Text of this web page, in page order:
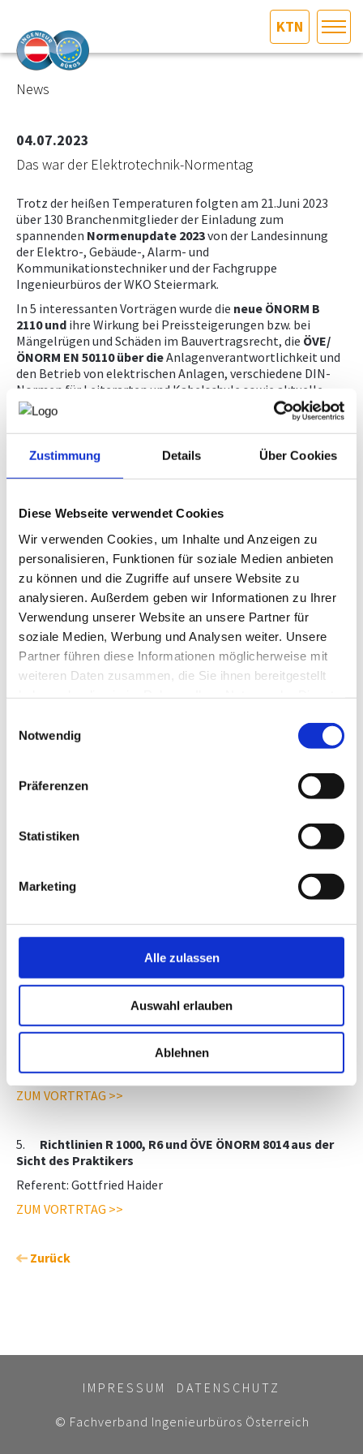
Zustimmung Details Über Cookies
Diese Webseite verwendet Cookies
Wir verwenden Cookies, um Inhalte und Anzeigen zu
personalisieren, Funktionen für soziale Medien anbieten
zu können und die Zugriffe auf unsere Website zu
analysieren. Außerdem geben wir Informationen zu Ihrer
Verwendung unserer Website an unsere Partner für
soziale Medien, Werbung und Analysen weiter. Unsere
Partner führen diese Informationen möglicherweise mit
weiteren Daten zusammen, die Sie ihnen bereitgestellt
Notwendig
Präferenzen
Statistiken
Marketing
Alle zulassen
Auswahl erlauben
Ablehnen
KTN
DAS INGENIEURBÜRO
INTERESSEN­VERTRETUNG
MITGLIEDER­VERZEICHNIS
SERVICE
KONTAKT
NEWS
PRÜFING
BETRIEBSCHECK
News
04.07.2023
Das war der Elektrotechnik-Normentag
Trotz der heißen Temperaturen folgten am 21.Juni 2023
über 130 Branchenmitglieder der Einladung zum
spannenden Normenupdate 2023von der Landesinnung
der Elektro-, Gebäude-, Alarm- und
Kommunikationstechniker und der Fachgruppe
Ingenieurbüros der WKO Steiermark.
In 5 interessanten Vorträgen wurde die neue ÖNORM B
2110 und ihre Wirkung bei Preissteigerungen bzw. bei
Mängelrügen und Schäden im Bauvertragsrecht, die ÖVE/
ÖNORM EN 50110 über dieAnlagenverantwortlichkeit und
den Betrieb von elektrischen Anlagen, verschiedene DIN-
Normen für Leiterarten und Kabelschule sowie aktuelle
Normen und Praxisberichte aus dem Bereich Erdung und
Blitzschutz beleuchtet.
Heiter und nachdenklich zugleicherlebten die
Teilnehmer auch einen
Erfahrungsbericht zu den
In gemütlicher Atmosphäre wurde im Anschluss noch lange
ge-netzwerkt und über die besprochenen Normen sowie
praktische Anwendungsfälle und Fehlerquellen im Bereich
Erdung und Blitzschutz diskutiert.
Wer diesmal in der Steinhalle Lannach nicht dabei sein
konnte, findet die Vortragsunterlagen hier zum Nachlesen:
1.Preissteigerungen und der Umgang mit
Mängelrügen und Schäden im Bauwerkvertragsrecht im
LL.M.
Referent: Mst. Alexander Edtmaier
und Betrieb von elektrischen Anlagen
Referent: Andreas Geissrigler
ZUM VORTRAG >>
4.Erfahrungsaustausch PV-Kraftwerke und
Referent: DI (FH) Daniel Nauschnegg
ZUM VORTRTAG >>
5. Richtlinien R 1000, R6 und ÖVE ÖNORM 8014 aus der
Sicht des Praktikers
Referent: Gottfried Haider
ZUM VORTRTAG >>
Zurück
IMPRESSUM DATENSCHUTZ
© Fachverband Ingenieurbüros Österreich